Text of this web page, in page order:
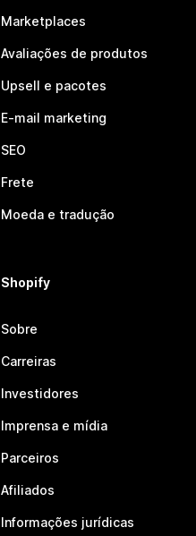
Marketplaces
Avaliações de produtos
Upsell e pacotes
E-mail marketing
SEO
Frete
Moeda e tradução
Shopify
Sobre
Carreiras
Investidores
Imprensa e mídia
Parceiros
Afiliados
Informações jurídicas